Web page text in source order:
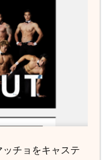
チョをキャステ